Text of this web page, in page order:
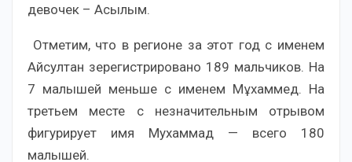
девочек – Асылым.
Отметим, что в регионе за этот год с именем
Айсултан зерегистрировано 189 мальчиков. На
7 малышей меньше с именем Мұхаммед. На
третьем месте с незначительным отрывом
фигурирует имя Мухаммад — всего 180
малышей.